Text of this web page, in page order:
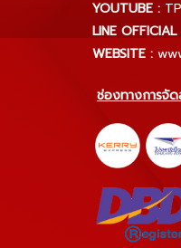
YOUTUBE :
LINE OFFICIAL
WEBSITE :
ช่องทางการจั